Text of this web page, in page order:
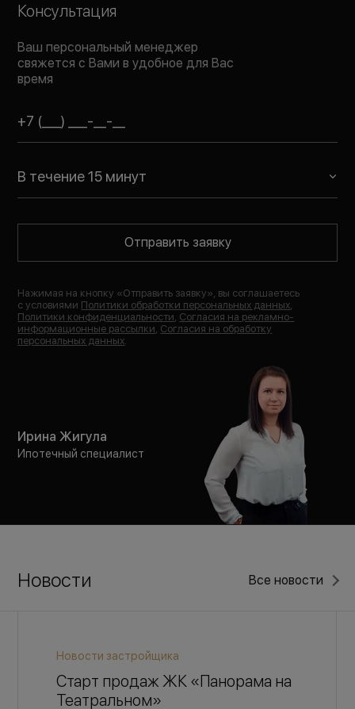
Консультация
Ваш персональный менеджер
свяжется с Вами в удобное для Вас
время
В течение 15 минут
Отправить заявку
Нажимая на кнопку «Отправить заявку», вы соглашаетесь
с условиями Политики обработки персональных данных
Политики конфиденциальности Согласия на рекламно-
информационные рассылки Согласия на обработку
персональных данных
Ирина Жигула
Ипотечный специалист
Новости Все новости
Новости застройщика
Старт продаж ЖК «Панорама на
Театральном»